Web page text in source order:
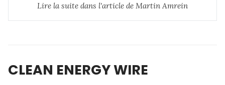
Lire la suite dans l'article de Martin Amrein
CLEAN ENERGY WIRE